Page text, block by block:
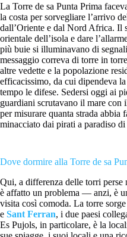
La Torre de sa Punta Prima
la costa per sorvegliare l’arrivo
dall’Oriente e dal Nord Africa. Il
orientale dell’isola e dare
più buie si illuminavano di
messaggio correva di torre in
altre vedette e la popolazione
efficacissimo, da cui dipendeva
tempo le difese. Sedersi oggi ai
guardiani scrutavano il mare
per misurare quanta strada abbia
minacciato dai pirati a paradiso
Dove dormire alla Torre de sa
Qui, a differenza delle torri
è affatto un problema — anzi, è
visita così comoda. La torre
e Sant Ferran, i due paesi
Es Pujols, in particolare, è la